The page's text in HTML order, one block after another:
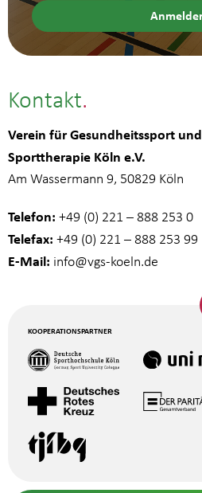
Kontakt
Verein für Gesundheitssport und
Sporttherapie Köln e.V.
Am Wassermann 9, 50829 Köln
Telefon: +49 (0) 221 – 888 253 0
Telefax: +49 (0) 221 – 888 253 99
E-Mail: info@vgs-koeln.de
KOOPERATIONSPARTNER